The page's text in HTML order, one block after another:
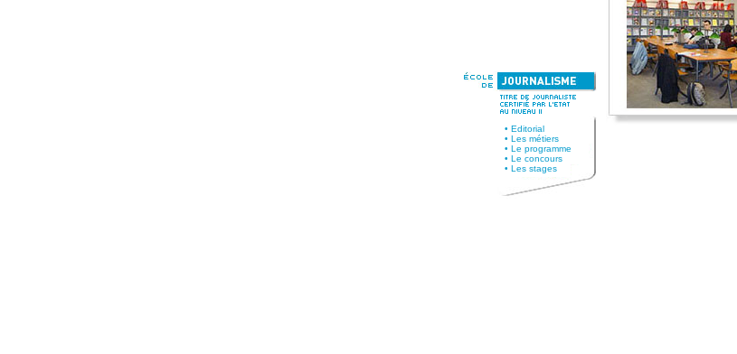
• Editorial
• Les métiers
• Le programme
• Le concours
• Les stages